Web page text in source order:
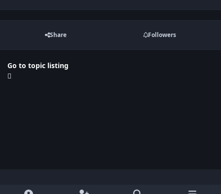
Share Followers
Go to topic listing